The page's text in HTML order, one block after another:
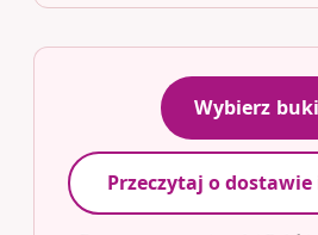
Wybierz
Przeczytaj o